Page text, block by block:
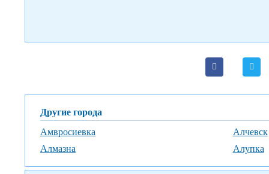
Другие города
Амвросиевка
Алчевск
Алмазна
Алупка